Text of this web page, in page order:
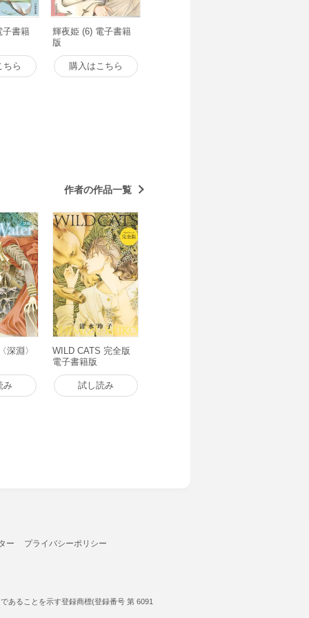
子書籍
ちら
輝夜姫 (6) 電子書籍
版
購入はこちら
作者の作品一覧
深淵〉
み
WILD CATS 完全版
電子書籍版
試し読み
ー プライバシーポリシー
あることを示す登録商標(登録番号 第 6091